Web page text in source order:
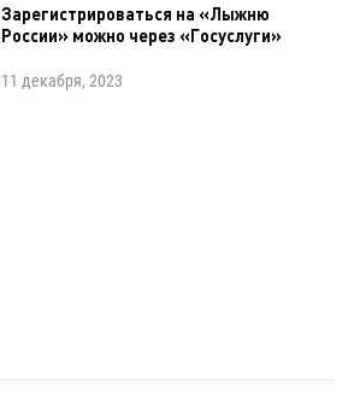
Зарегистрироваться на «Лыжню
России» можно через «Госуслуги»
11 декабря, 2023